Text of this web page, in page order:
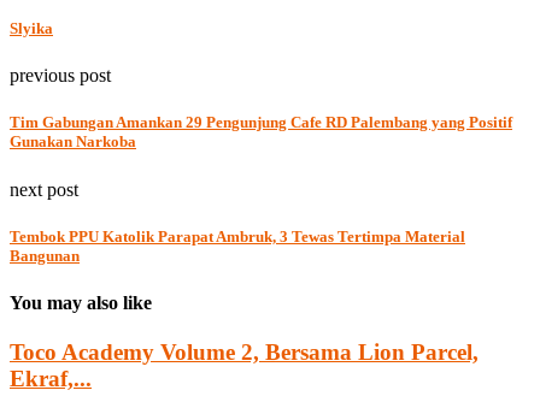
Slyika
previous post
Tim Gabungan Amankan 29 Pengunjung Cafe RD Palembang yang Positif
Gunakan Narkoba
next post
Tembok PPU Katolik Parapat Ambruk, 3 Tewas Tertimpa Material
Bangunan
You may also like
Toco Academy Volume 2, Bersama Lion Parcel,
Ekraf,...